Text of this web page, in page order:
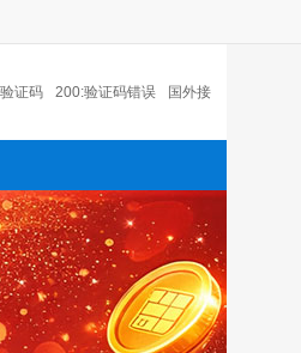
证码错误 国外接码软件下载
音 老年机有没有验证码 语音
机号接码网站 探探无法收到验
接码短信app